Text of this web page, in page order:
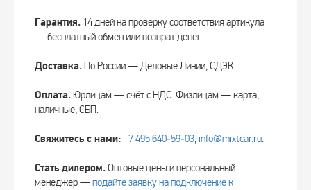
Гарантия. 14 дней на проверку соответствия артикула
— бесплатный обмен или возврат денег.
Доставка.По России — Деловые Линии, СДЭК.
Оплата. Юрлицам — счёт с НДС. Физлицам — карта,
наличные, СБП.
Свяжитесь с нами: +7 495 640‑59‑03, info@mixtcar.ru.
Стать дилером.Оптовые цены и персональный
менеджер —подайте заявку на подключение к